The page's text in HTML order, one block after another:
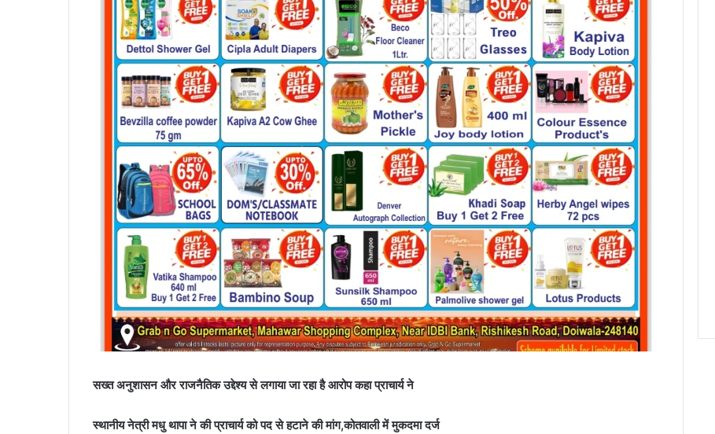
सख्त अनुशासन और राजनैतिक उद्देश्य से लगाया जा रहा है आरोप कहा प्राचार्य ने
स्थानीय नेत्री मधु थापा ने की प्राचार्य को पद से हटाने की मांग,कोतवाली में मुकदमा दर्ज